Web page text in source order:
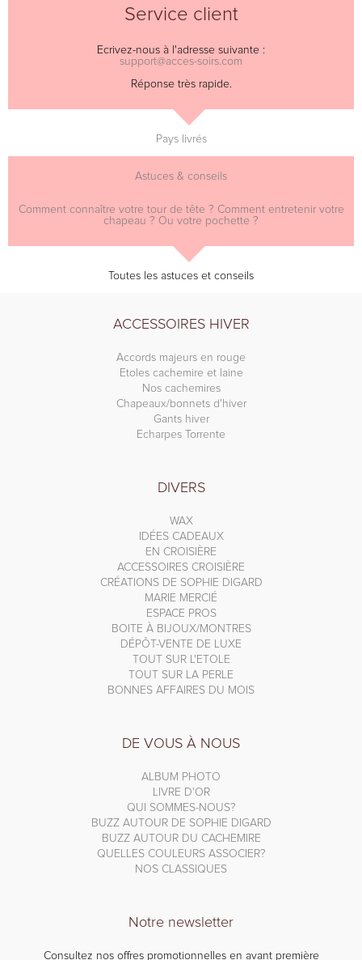
Service client
Ecrivez-nous à l'adresse suivante :
support@acces-soirs.com
Réponse très rapide.
Pays livrés
Astuces & conseils
Comment connaître votre tour de tête ? Comment entretenir votre
chapeau ? Ou votre pochette ?
Toutes les astuces et conseils
ACCESSOIRES HIVER
Accords majeurs en rouge
Etoles cachemire et laine
Nos cachemires
Chapeaux/bonnets d'hiver
Gants hiver
Echarpes Torrente
DIVERS
WAX
IDÉES CADEAUX
EN CROISIÈRE
ACCESSOIRES CROISIÈRE
CRÉATIONS DE SOPHIE DIGARD
MARIE MERCIÉ
ESPACE PROS
BOITE À BIJOUX/MONTRES
DÉPÔT-VENTE DE LUXE
TOUT SUR L'ETOLE
TOUT SUR LA PERLE
BONNES AFFAIRES DU MOIS
DE VOUS À NOUS
ALBUM PHOTO
LIVRE D'OR
QUI SOMMES-NOUS?
BUZZ AUTOUR DE SOPHIE DIGARD
BUZZ AUTOUR DU CACHEMIRE
QUELLES COULEURS ASSOCIER?
NOS CLASSIQUES
Notre newsletter
Consultez nos offres promotionnelles en avant première